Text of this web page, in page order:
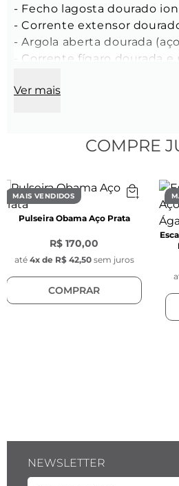
- Fecho lagosta dourado
- Corrente extensor
- Argola aberta dourada
- Corrente fígaro dourada e
- Cor: Dourado
medidas no topo da página;
- Feita manualmente com
Ver mais
COMPRE
MAIS VENDIDOS
Pulseira Obama Aço Prata
R$ 170,00
até 4x de R$ 42,50 sem juros
COMPRAR
NEWSLETTER